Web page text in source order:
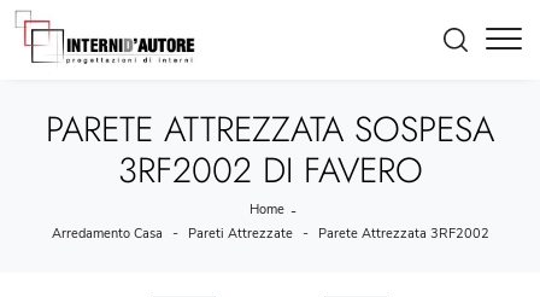
PARETE ATTREZZATA SOSPESA
3RF2002 DI FAVERO
Home -
Arredamento Casa - Pareti Attrezzate - Parete Attrezzata 3RF2002